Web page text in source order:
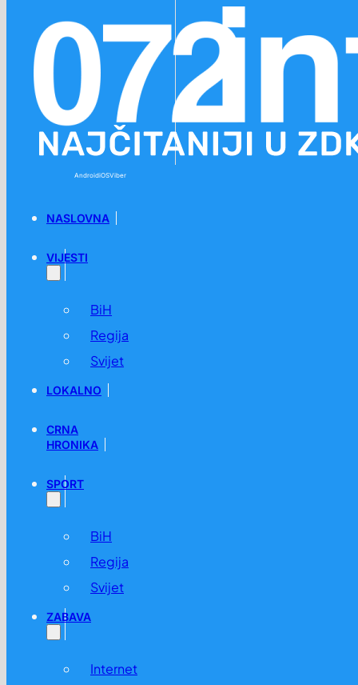
AndroidiOSViber
NASLOVNA
VIJESTI
BiH
Regija
Svijet
LOKALNO
CRNA
HRONIKA
SPORT
BiH
Regija
Svijet
ZABAVA
Internet